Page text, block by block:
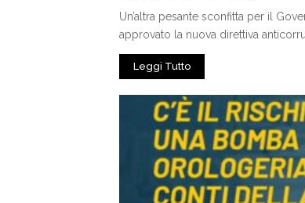
Un’altra pesante sconfitta per il
approvato la nuova direttiva
Leggi Tutto